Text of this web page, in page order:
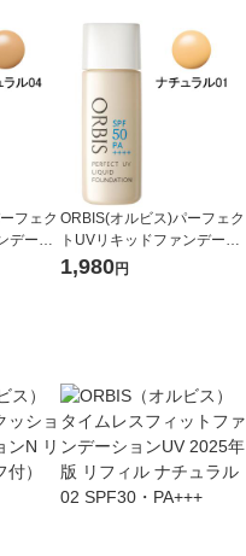
フェク
デーシ
ル04 3
ORBIS(オルビス)パーフェク
トUVリキッドファンデーシ
ョン(パフ無)ナチュラル01 3
0mL SPF50PA++++
1,980円